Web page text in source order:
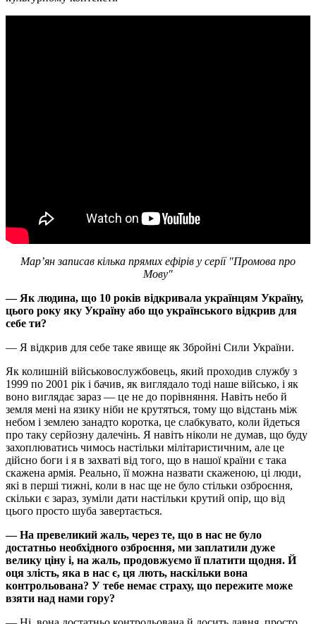
Мар’ян записав кілька прямих ефірів у серії "Промова про
Мову"
— Як людина, що 10 років відкривала українцям Україну,
цього року яку Україну або що українського відкрив для
себе ти?
— Я відкрив для себе таке явище як Збройні Сили України.
Як колишній військовослужбовець, який проходив службу з
1999 по 2001 рік і бачив, як виглядало тоді наше військо, і як
воно виглядає зараз — це не до порівняння. Навіть небо й
земля мені на язику ніби не крутяться, тому що відстань між
небом і землею занадто коротка, це слабкувато, коли йдеться
про таку серйозну далечінь. Я навіть ніколи не думав, що буду
захоплюватись чимось настільки мілітаристичним, але це
дійсно боги і я в захваті від того, що в нашої країни є така
скажена армія. Реально, її можна назвати скаженою, ці люди,
які в перші тижні, коли в нас ще не було стільки озброєння,
скільки є зараз, зуміли дати настільки крутий опір, що від
цього просто шуба завертається.
— На превеликий жаль, через те, що в нас не було
достатньо необхідного озброєння, ми заплатили дуже
велику ціну і, на жаль, продовжуємо її платити щодня. Й
оця злість, яка в нас є, ця лють, наскільки вона
контрольована? У тебе немає страху, що пережите може
взяти над нами гору?